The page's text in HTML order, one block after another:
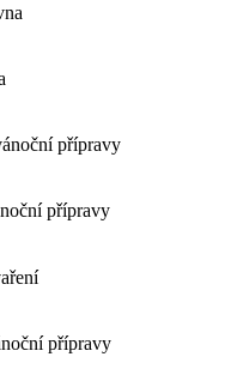
přípravy
přípravy
přípravy